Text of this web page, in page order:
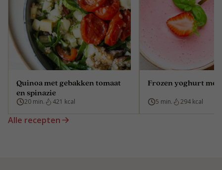
Quinoa met gebakken tomaat
en spinazie
20 min. 421 kcal
Frozen yoghurt met
5 min. 294 kcal
Alle recepten